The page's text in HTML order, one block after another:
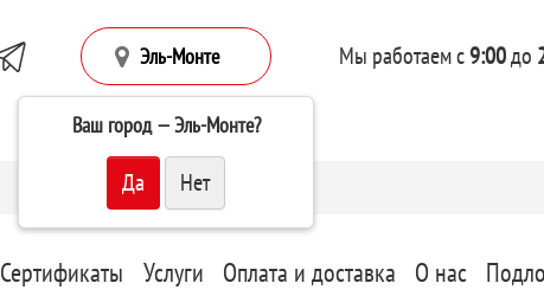
Эль-Монте
Ваш город —Эль-Монте?
Мы работаем с 9:00до
Сертификаты Услуги Оплата и доставка О нас